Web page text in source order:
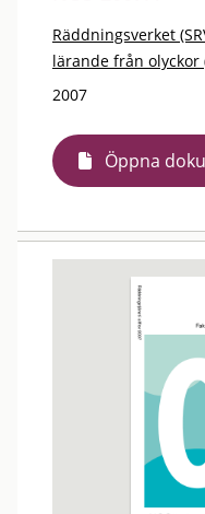
Räddningsverket
lärande från olyckor
2007
Öppna